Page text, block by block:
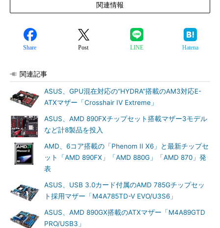
関連情報
Share Post LINE Hatena
関連記事
ASUS、GPU混在対応の“HYDRA”搭載のAM3対応E-
ATXマザー「Crosshair IV Extreme」
ASUS、AMD 890FXチップセット搭載マザー3モデル
など計8製品を投入
AMD、6コア搭載の「Phenom II X6」と最新チップセ
ット「AMD 890FX」「AMD 880G」「AMD 870」発
表
ASUS、USB 3.0カード付属のAMD 785Gチップセッ
ト採用マザー「M4A785TD-V EVO/U3S6」
ASUS、AMD 890GX搭載のATXマザー「M4A89GTD
PRO/USB3」